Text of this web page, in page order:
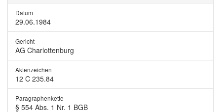
Datum
29.06.1984
Gericht
AG Charlottenburg
Aktenzeichen
12 C 235.84
Paragraphenkette
§ 554 Abs. 1 Nr. 1 BGB